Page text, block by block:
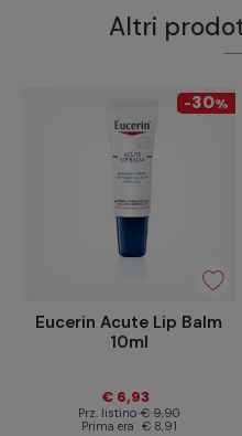
Altri
-30%
Eucerin Acute Lip Balm
10ml
€ 6,93
Prz. listino € 9,90
Prima era € 8,91